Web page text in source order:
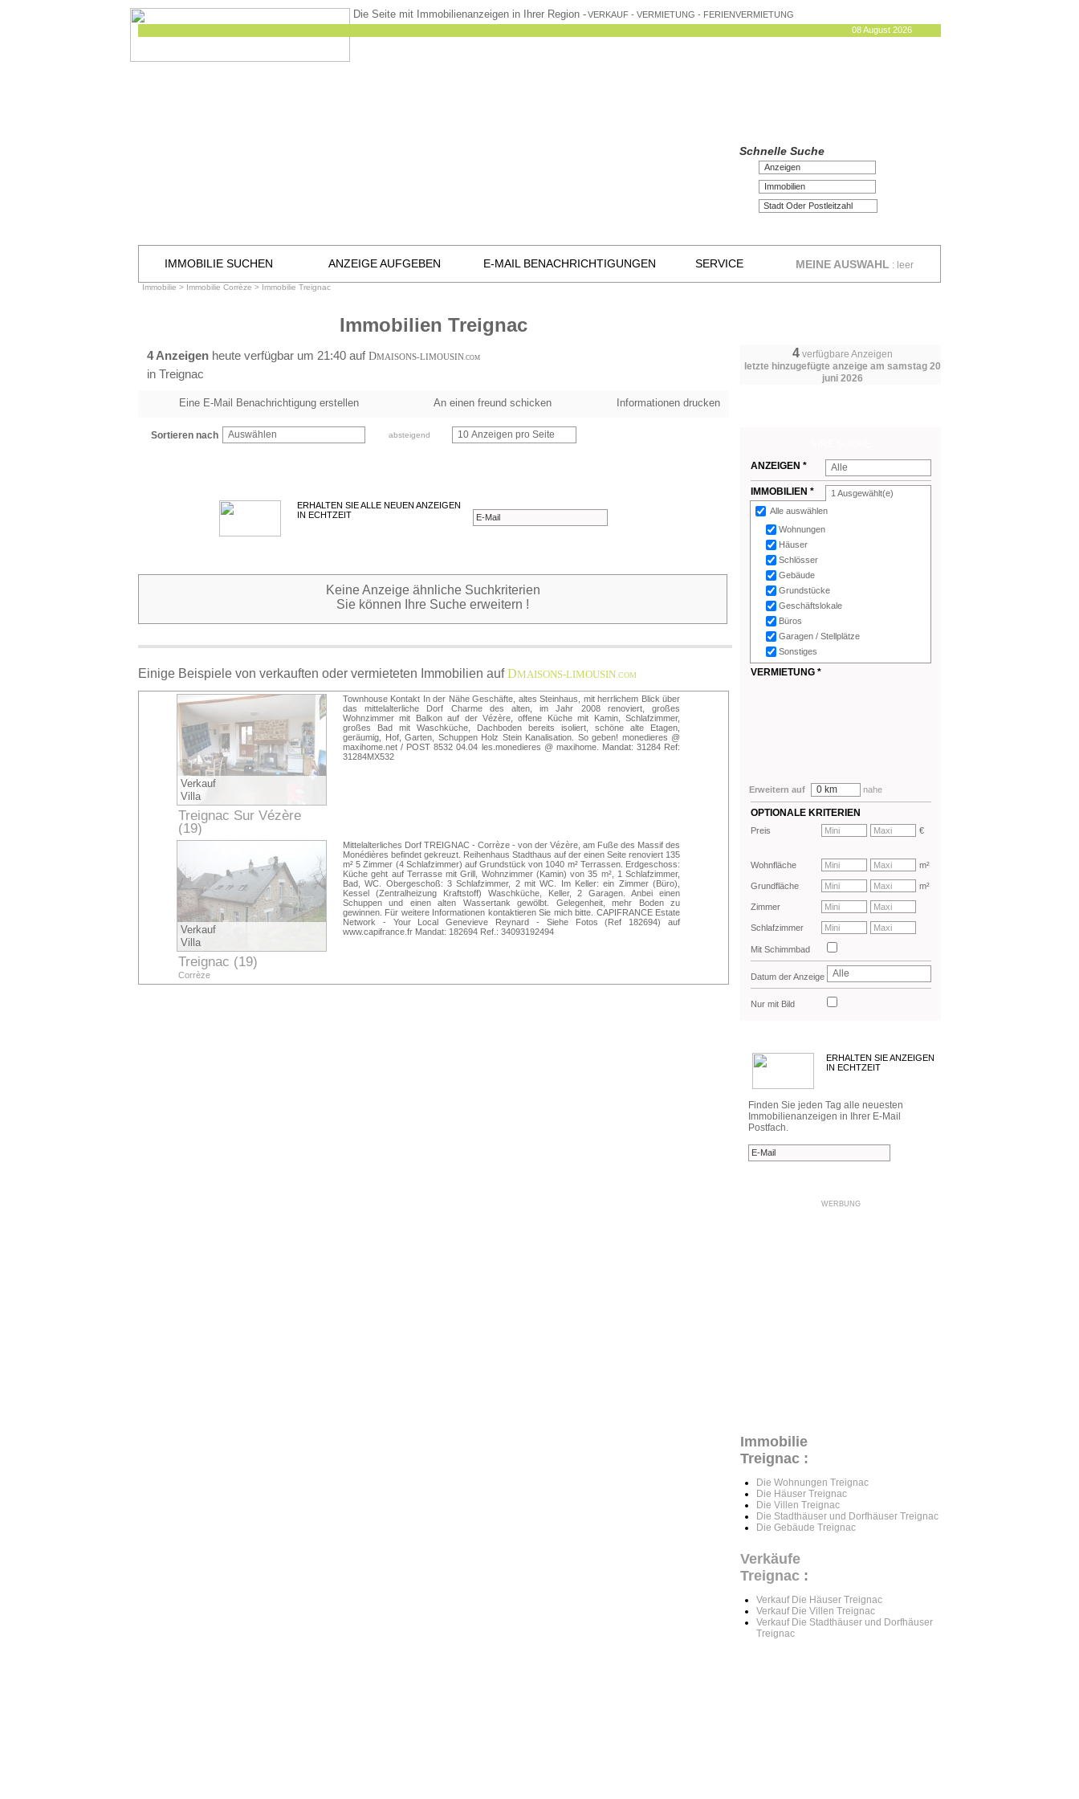
Die Seite mit Immobilienanzeigen in Ihrer Region -VERKAUF - VERMIETUNG - FERIENVERMIETUNG
08 August 2026
Schnelle Suche
Anzeigen
Immobilien
IMMOBILIE SUCHEN ANZEIGE AUFGEBEN E-MAIL BENACHRICHTIGUNGEN SERVICE MEINE AUSWAHL : leer
Immobilie > Immobilie Corrèze > Immobilie Treignac
Immobilien Treignac
4 Anzeigen heute verfügbar um 21:40 auf DMAISONS-LIMOUSIN.COM
in Treignac
4 verfügbare Anzeigen
letzte hinzugefügte anzeige am samstag 20
juni 2026
Eine E-Mail Benachrichtigung erstellen An einen freund schicken Informationen drucken
Sortieren nach Auswählen absteigend 10 Anzeigen pro Seite
ERHALTEN SIE ALLE NEUEN ANZEIGEN
IN ECHTZEIT
Keine Anzeige ähnliche Suchkriterien
Sie können Ihre Suche erweitern !
Einige Beispiele von verkauften oder vermieteten Immobilien aufDMAISONS-LIMOUSIN .COM
Verkauf
Villa
Treignac Sur Vézère
(19)
Corrèze
Townhouse Kontakt In der Nähe Geschäfte, altes Steinhaus, mit herrlichem Blick über
das mittelalterliche Dorf Charme des alten, im Jahr 2008 renoviert, großes
Wohnzimmer mit Balkon auf der Vézère, offene Küche mit Kamin, Schlafzimmer,
großes Bad mit Waschküche, Dachboden bereits isoliert, schöne alte Etagen,
geräumig, Hof, Garten, Schuppen Holz Stein Kanalisation. So geben! monedieres @
maxihome.net / POST 8532 04.04 les.monedieres @ maxihome. Mandat: 31284 Ref:
31284MX532
Verkauf
Villa
Treignac (19)
Corrèze
Mittelalterliches Dorf TREIGNAC - Corrèze - von der Vézère, am Fuße des Massif des
Monédières befindet gekreuzt. Reihenhaus Stadthaus auf der einen Seite renoviert 135
m² 5 Zimmer (4 Schlafzimmer) auf Grundstück von 1040 m² Terrassen. Erdgeschoss:
Küche geht auf Terrasse mit Grill, Wohnzimmer (Kamin) von 35 m², 1 Schlafzimmer,
Bad, WC. Obergeschoß: 3 Schlafzimmer, 2 mit WC. Im Keller: ein Zimmer (Büro),
Kessel (Zentralheizung Kraftstoff) Waschküche, Keller, 2 Garagen. Anbei einen
Schuppen und einen alten Wassertank gewölbt. Gelegenheit, mehr Boden zu
gewinnen. Für weitere Informationen kontaktieren Sie mich bitte. CAPIFRANCE Estate
Network - Your Local Genevieve Reynard - Siehe Fotos (Ref 182694) auf
www.capifrance.fr Mandat: 182694 Ref.: 34093192494
ANZEIGEN *
Alle
IMMOBILIEN * 1 Ausgewählt(e)
Alle auswählen
Wohnungen
Häuser
Schlösser
Gebäude
Grundstücke
Geschäftslokale
Büros
Garagen / Stellplätze
Sonstiges
VERMIETUNG *
Erweitern auf 0 km nahe
OPTIONALE KRITERIEN
Preis €
Wohnfläche m²
Grundfläche m²
Zimmer
Schlafzimmer
Mit Schimmbad
Datum der Anzeige Alle
Nur mit Bild
ERHALTEN SIE ANZEIGEN
IN ECHTZEIT
Finden Sie jeden Tag alle neuesten
Immobilienanzeigen in Ihrer E-Mail
Postfach.
WERBUNG
Immobilie
Treignac :
Die Wohnungen Treignac
Die Häuser Treignac
Die Villen Treignac
Die Stadthäuser und Dorfhäuser Treignac
Die Gebäude Treignac
Verkäufe
Treignac :
Verkauf Die Häuser Treignac
Verkauf Die Villen Treignac
Verkauf Die Stadthäuser und Dorfhäuser
Treignac